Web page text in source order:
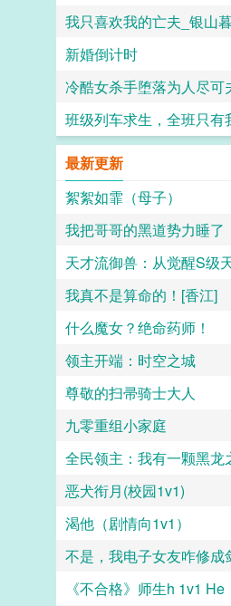
我只喜欢我的亡夫_银山
新婚倒计时
冷酷女杀手堕落为人尽可
班级列车求生，全班只有
最新更新
絮絮如霏（母子）
我把哥哥的黑道势力睡了
天才流御兽：从觉醒S级
我真不是算命的！[香江]
什么魔女？绝命药师！
领主开端：时空之城
尊敬的扫帚骑士大人
九零重组小家庭
全民领主：我有一颗黑龙
恶犬衔月(校园1v1)
渴他（剧情向1v1）
不是，我电子女友咋修成
《不合格》师生h 1v1 He